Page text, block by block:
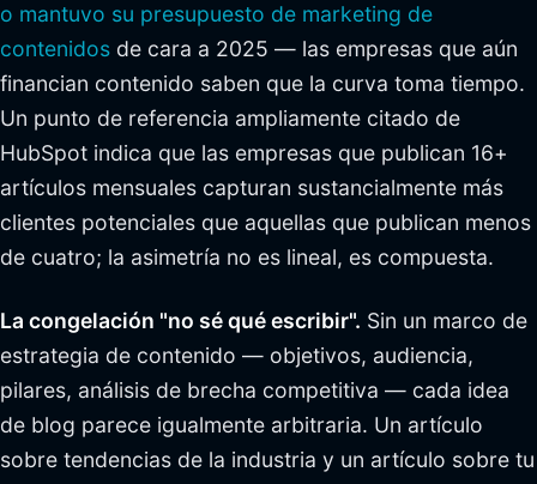
o mantuvo su presupuesto de marketing de
contenidos de cara a 2025 — las empresas que aún
financian contenido saben que la curva toma tiempo.
Un punto de referencia ampliamente citado de
HubSpot indica que las empresas que publican 16+
artículos mensuales capturan sustancialmente más
clientes potenciales que aquellas que publican menos
de cuatro; la asimetría no es lineal, es compuesta.
La congelación "no sé qué escribir". Sin un marco de
estrategia de contenido — objetivos, audiencia,
pilares, análisis de brecha competitiva — cada idea
de blog parece igualmente arbitraria. Un artículo
sobre tendencias de la industria y un artículo sobre tu